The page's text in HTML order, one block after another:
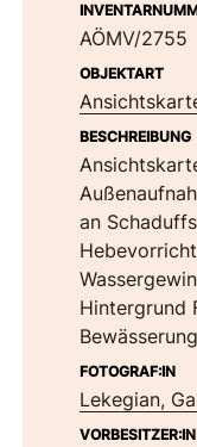
AÖMV/2755
OBJEKTART
BESCHREIBUNG
an
Hintergrund
FOTOGRAF:IN
Lekegian,
VORBESITZER:IN